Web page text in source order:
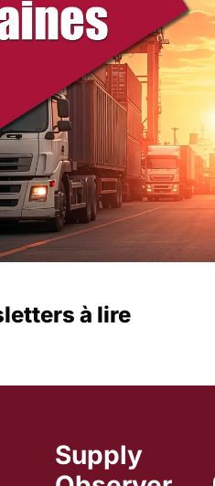
à lire
Supply